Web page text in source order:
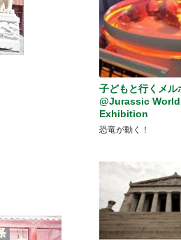
子どもと行くメル
@Jurassic
Exhibition
恐竜が動く！